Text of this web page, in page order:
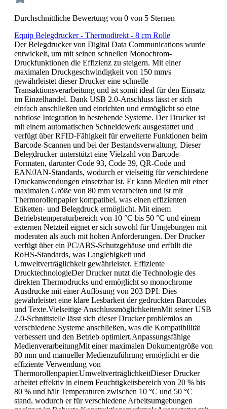
Durchschnittliche Bewertung von 0 von 5 Sternen
Equip Belegdrucker - Thermodirekt - 8 cm Rolle
Der Belegdrucker von Digital Data Communications wurde
entwickelt, um mit seinen schnellen Monochrom-
Druckfunktionen die Effizienz zu steigern. Mit einer
maximalen Druckgeschwindigkeit von 150 mm/s
gewährleistet dieser Drucker eine schnelle
Transaktionsverarbeitung und ist somit ideal für den Einsatz
im Einzelhandel. Dank USB 2.0-Anschluss lässt er sich
einfach anschließen und einrichten und ermöglicht so eine
nahtlose Integration in bestehende Systeme. Der Drucker ist
mit einem automatischen Schneidewerk ausgestattet und
verfügt über RFID-Fähigkeit für erweiterte Funktionen beim
Barcode-Scannen und bei der Bestandsverwaltung. Dieser
Belegdrucker unterstützt eine Vielzahl von Barcode-
Formaten, darunter Code 93, Code 39, QR-Code und
EAN/JAN-Standards, wodurch er vielseitig für verschiedene
Druckanwendungen einsetzbar ist. Er kann Medien mit einer
maximalen Größe von 80 mm verarbeiten und ist mit
Thermorollenpapier kompatibel, was einen effizienten
Etiketten- und Belegdruck ermöglicht. Mit einem
Betriebstemperaturbereich von 10 °C bis 50 °C und einem
externen Netzteil eignet er sich sowohl für Umgebungen mit
moderaten als auch mit hohen Anforderungen. Der Drucker
verfügt über ein PC/ABS-Schutzgehäuse und erfüllt die
RoHS-Standards, was Langlebigkeit und
Umweltverträglichkeit gewährleistet. Effiziente
DrucktechnologieDer Drucker nutzt die Technologie des
direkten Thermodrucks und ermöglicht so monochrome
Ausdrucke mit einer Auflösung von 203 DPI. Dies
gewährleistet eine klare Lesbarkeit der gedruckten Barcodes
und Texte.Vielseitige AnschlussmöglichkeitenMit seiner USB
2.0-Schnittstelle lässt sich dieser Drucker problemlos an
verschiedene Systeme anschließen, was die Kompatibilität
verbessert und den Betrieb optimiert.Anpassungsfähige
MedienverarbeitungMit einer maximalen Dokumentgröße von
80 mm und manueller Medienzuführung ermöglicht er die
effiziente Verwendung von
Thermorollenpapier.UmweltverträglichkeitDieser Drucker
arbeitet effektiv in einem Feuchtigkeitsbereich von 20 % bis
80 % und hält Temperaturen zwischen 10 °C und 50 °C
stand, wodurch er für verschiedene Arbeitsumgebungen